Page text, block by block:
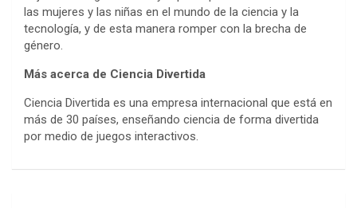
las mujeres y las niñas en el mundo de la ciencia y la
tecnología, y de esta manera romper con la brecha de
género.
Más acerca de Ciencia Divertida
Ciencia Divertida es una empresa internacional que está en
más de 30 países, enseñando ciencia de forma divertida
por medio de juegos interactivos.